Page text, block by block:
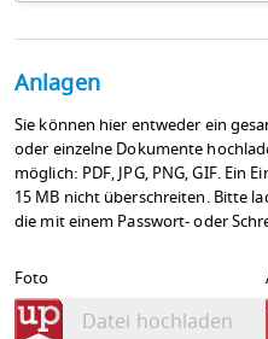
Anlagen
Sie können hier entweder ein
oder einzelne Dokumente
möglich: PDF, JPG, PNG, GIF. Ein
15 MB nicht überschreiten. Bitte
die mit einem Passwort- oder
Foto
Datei hochladen